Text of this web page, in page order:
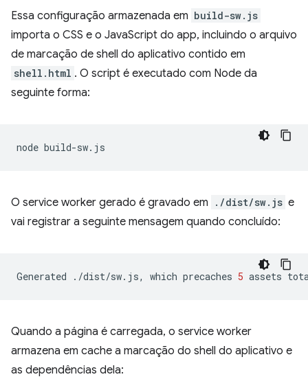
Essa configuração armazenada em build-sw.js
importa o CSS e o JavaScript do app, incluindo o arquivo
de marcação de shell do aplicativo contido em
shell.html . O script é executado com Node da
seguinte forma:
node
O service worker gerado é gravado em ./dist/sw.js e
vai registrar a seguinte mensagem quando concluído:
Generated ./dist/sw.js, which precaches 5 assets
Quando a página é carregada, o service worker
armazena em cache a marcação do shell do aplicativo e
as dependências dela: